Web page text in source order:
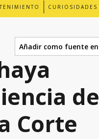
CURIOSIDADES
Añadir como fuente en
de
Corte